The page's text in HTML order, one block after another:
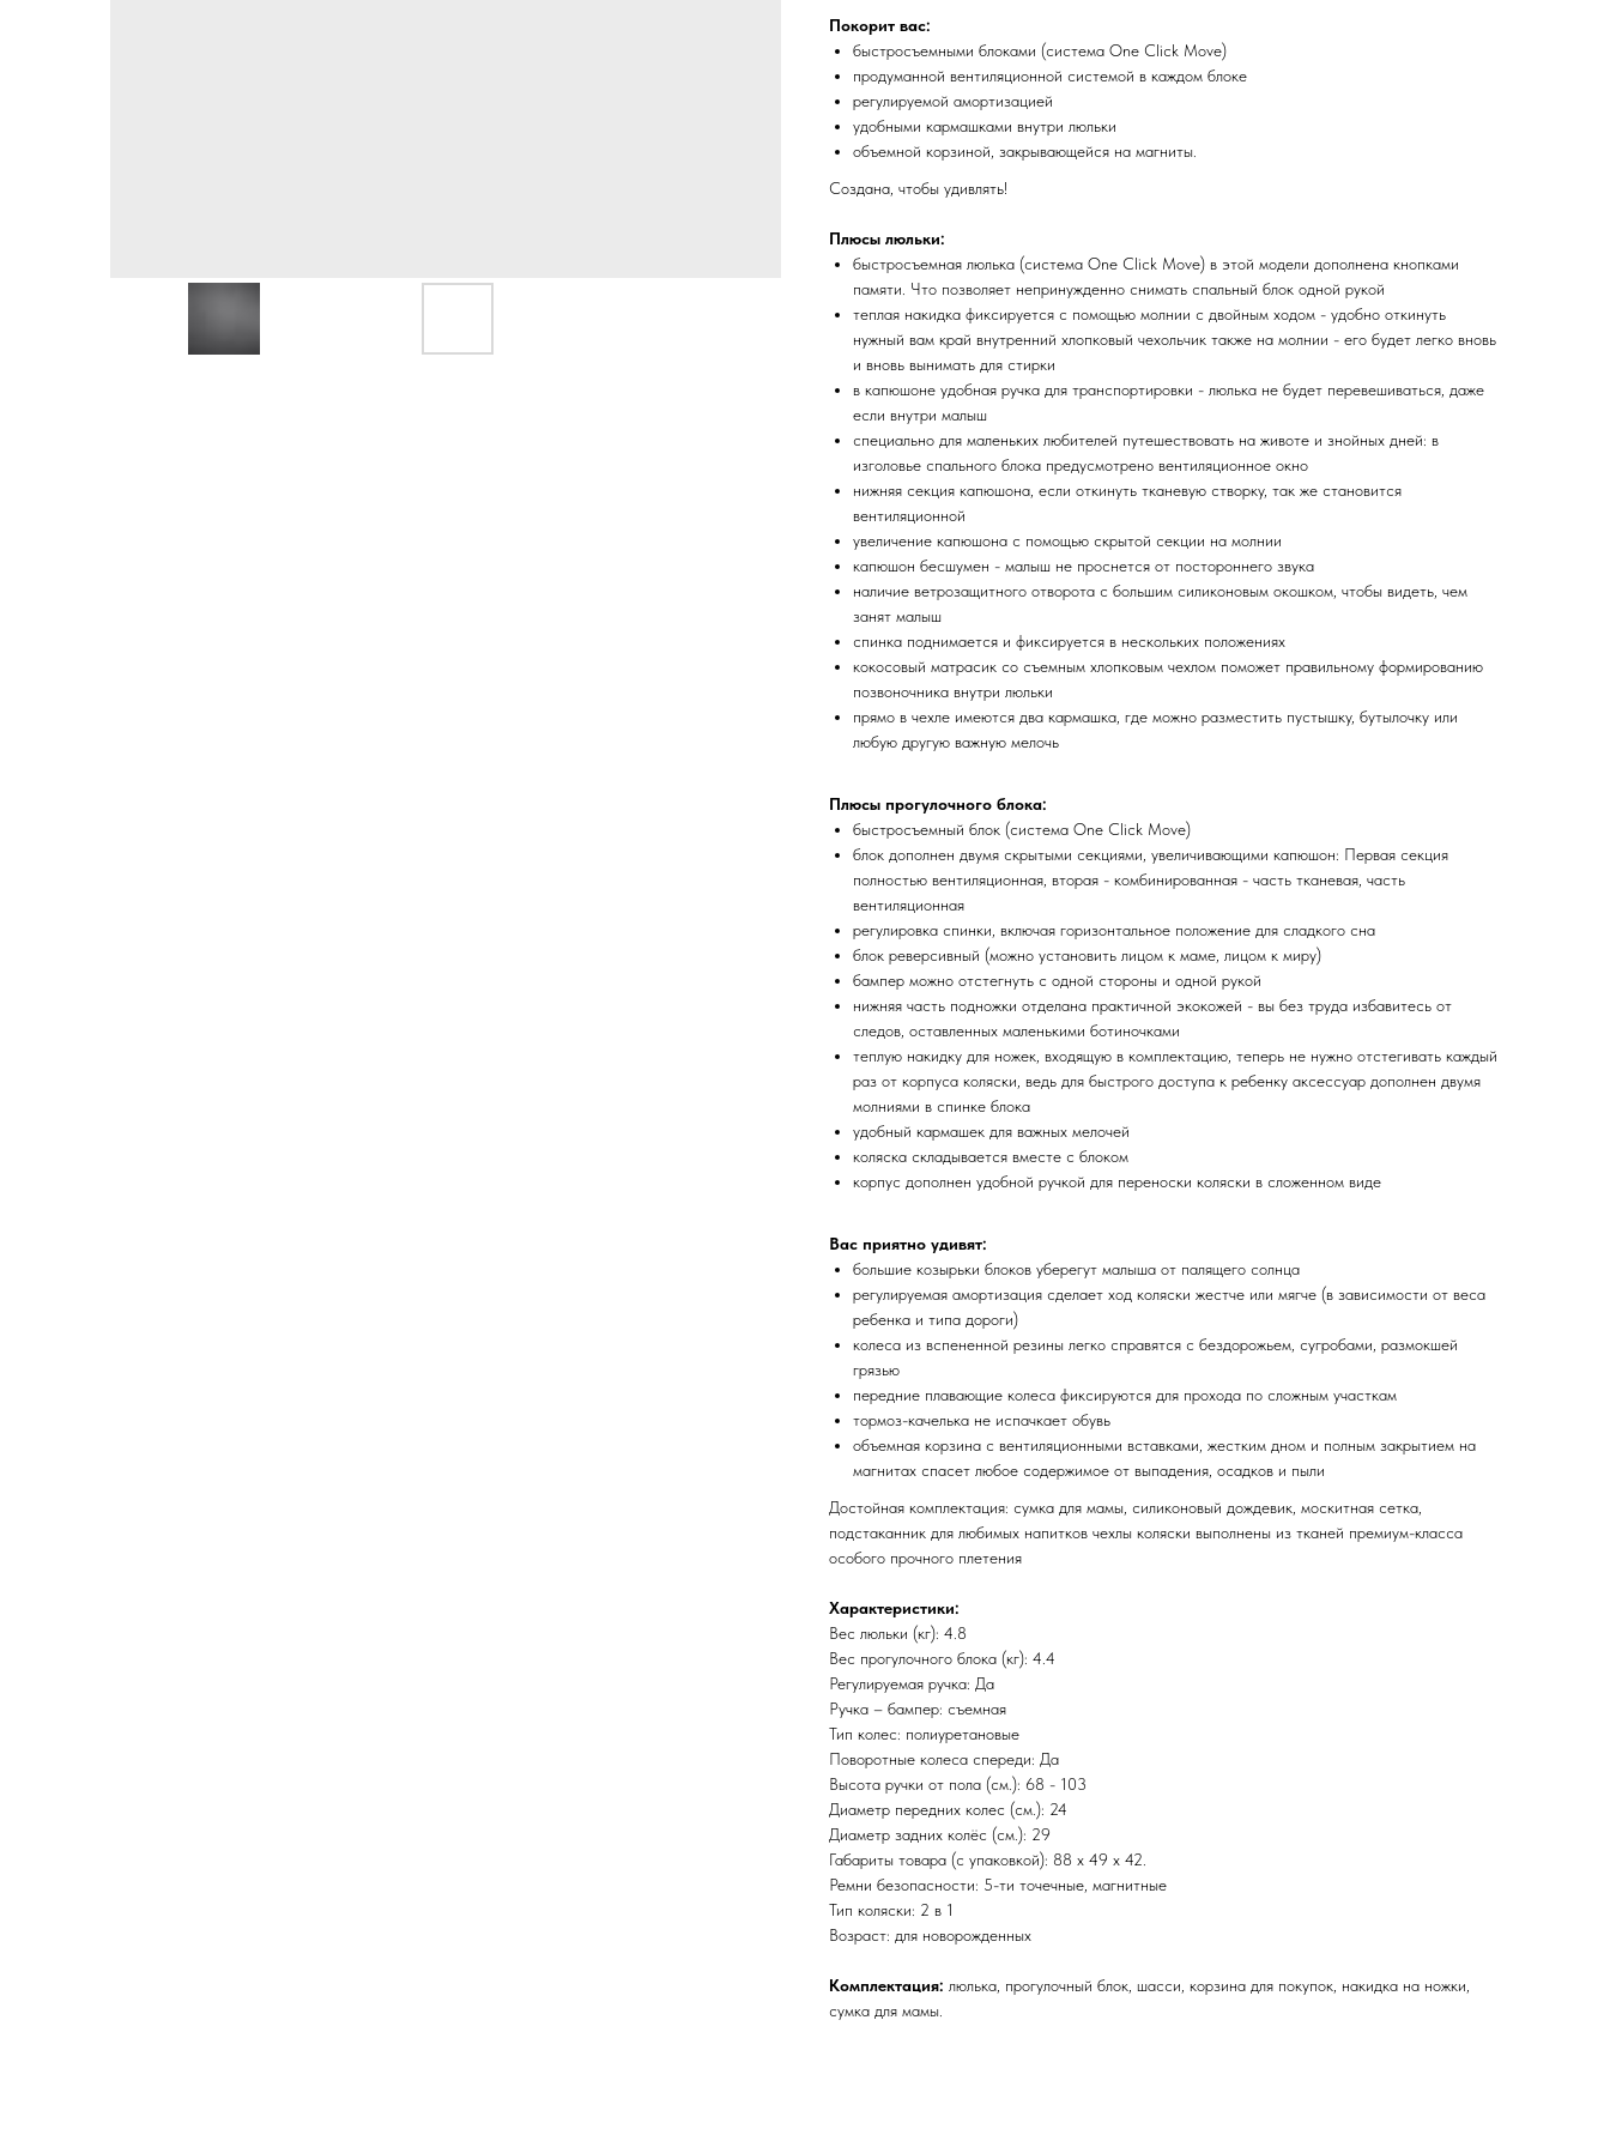
Покорит вас:
быстросъемными блоками (система One Click Move)
продуманной вентиляционной системой в каждом блоке
регулируемой амортизацией
удобными кармашками внутри люльки
объемной корзиной, закрывающейся на магниты.
Создана, чтобы удивлять!
Плюсы люльки:
быстросъемная люлька (система One Click Move) в этой модели дополнена кнопками
памяти. Что позволяет непринужденно снимать спальный блок одной рукой
теплая накидка фиксируется с помощью молнии с двойным ходом - удобно откинуть
нужный вам край внутренний хлопковый чехольчик также на молнии - его будет легко вновь
и вновь вынимать для стирки
в капюшоне удобная ручка для транспортировки - люлька не будет перевешиваться, даже
если внутри малыш
специально для маленьких любителей путешествовать на животе и знойных дней: в
изголовье спального блока предусмотрено вентиляционное окно
нижняя секция капюшона, если откинуть тканевую створку, так же становится
вентиляционной
увеличение капюшона с помощью скрытой секции на молнии
капюшон бесшумен - малыш не проснется от постороннего звука
наличие ветрозащитного отворота с большим силиконовым окошком, чтобы видеть, чем
занят малыш
спинка поднимается и фиксируется в нескольких положениях
кокосовый матрасик со съемным хлопковым чехлом поможет правильному формированию
позвоночника внутри люльки
прямо в чехле имеются два кармашка, где можно разместить пустышку, бутылочку или
любую другую важную мелочь
Плюсы прогулочного блока:
быстросъемный блок (система One Click Move)
блок дополнен двумя скрытыми секциями, увеличивающими капюшон: Первая секция
полностью вентиляционная, вторая - комбинированная - часть тканевая, часть
вентиляционная
регулировка спинки, включая горизонтальное положение для сладкого сна
блок реверсивный (можно установить лицом к маме, лицом к миру)
бампер можно отстегнуть с одной стороны и одной рукой
нижняя часть подножки отделана практичной экокожей - вы без труда избавитесь от
следов, оставленных маленькими ботиночками
теплую накидку для ножек, входящую в комплектацию, теперь не нужно отстегивать каждый
раз от корпуса коляски, ведь для быстрого доступа к ребенку аксессуар дополнен двумя
молниями в спинке блока
удобный кармашек для важных мелочей
коляска складывается вместе с блоком
корпус дополнен удобной ручкой для переноски коляски в сложенном виде
Вас приятно удивят:
большие козырьки блоков уберегут малыша от палящего солнца
регулируемая амортизация сделает ход коляски жестче или мягче (в зависимости от веса
ребенка и типа дороги)
колеса из вспененной резины легко справятся с бездорожьем, сугробами, размокшей
грязью
передние плавающие колеса фиксируются для прохода по сложным участкам
тормоз-качелька не испачкает обувь
объемная корзина с вентиляционными вставками, жестким дном и полным закрытием на
магнитах спасет любое содержимое от выпадения, осадков и пыли
Достойная комплектация: сумка для мамы, силиконовый дождевик, москитная сетка,
подстаканник для любимых напитков чехлы коляски выполнены из тканей премиум-класса
особого прочного плетения
Характеристики:
Вес люльки (кг): 4.8
Вес прогулочного блока (кг): 4.4
Регулируемая ручка: Да
Ручка – бампер: съемная
Тип колес: полиуретановые
Поворотные колеса спереди: Да
Высота ручки от пола (см.): 68 - 103
Диаметр передних колес (см.): 24
Диаметр задних колёс (см.): 29
Габариты товара (с упаковкой): 88 x 49 x 42.
Ремни безопасности: 5-ти точечные, магнитные
Тип коляски: 2 в 1
Возраст: для новорожденных
Комплектация: люлька, прогулочный блок, шасси, корзина для покупок, накидка на ножки,
сумка для мамы.